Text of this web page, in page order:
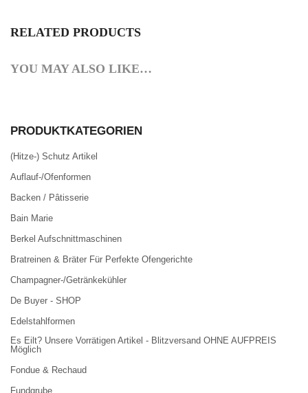
RELATED PRODUCTS
YOU MAY ALSO LIKE…
PRODUKTKATEGORIEN
(Hitze-) Schutz Artikel
Auflauf-/Ofenformen
Backen / Pâtisserie
Bain Marie
Berkel Aufschnittmaschinen
Bratreinen & Bräter Für Perfekte Ofengerichte
Champagner-/Getränkekühler
De Buyer - SHOP
Edelstahlformen
Es Eilt? Unsere Vorrätigen Artikel - Blitzversand OHNE AUFPREIS
Möglich
Fondue & Rechaud
Fundgrube